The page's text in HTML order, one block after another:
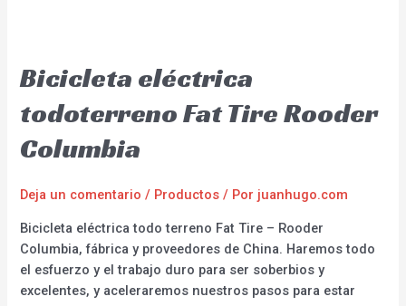
Bicicleta eléctrica
todoterreno Fat Tire Rooder
Columbia
Deja un comentario / Productos / Por juanhugo.com
Bicicleta eléctrica todo terreno Fat Tire – Rooder
Columbia, fábrica y proveedores de China. Haremos todo
el esfuerzo y el trabajo duro para ser soberbios y
excelentes, y aceleraremos nuestros pasos para estar